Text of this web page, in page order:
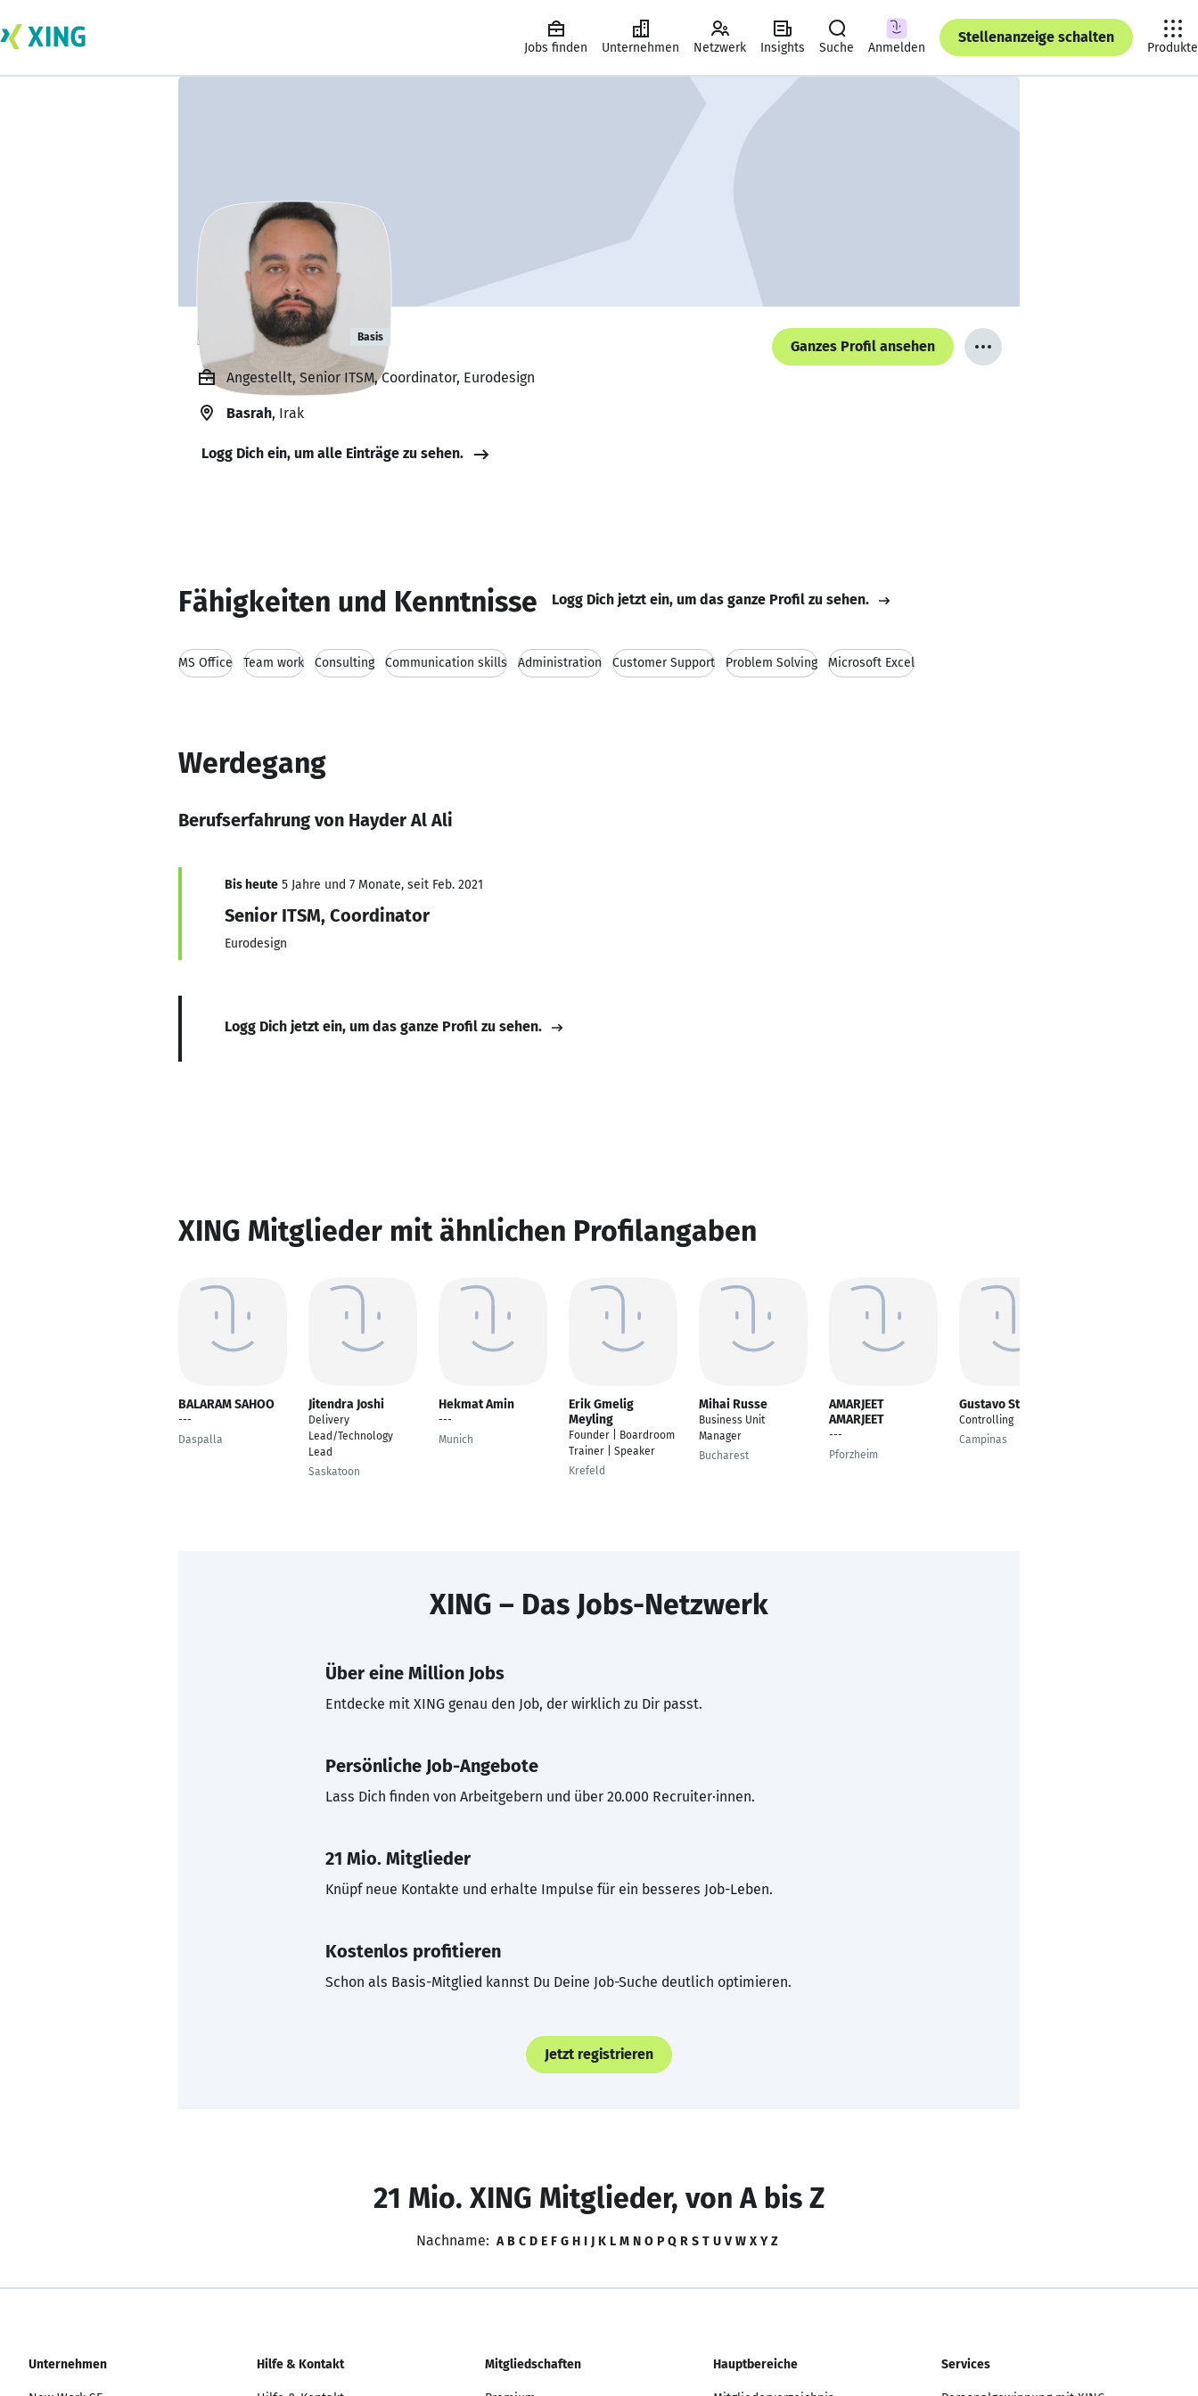
Jobs finden Unternehmen Netzwerk Insights Suche Anmelden
Stellenanzeige schalten
Produkte
Hayder Al Ali Basis
Ganzes Profil ansehen
Angestellt, Senior ITSM, Coordinator, Eurodesign
Basrah, Irak
Logg Dich ein, um alle Einträge zu sehen.
Fähigkeiten und Kenntnisse Logg Dich jetzt ein, um das ganze Profil zu sehen.
MS Office Team work Consulting Communication skills Administration Customer Support Problem Solving Microsoft Excel
Werdegang
Berufserfahrung von Hayder Al Ali
Bis heute 5 Jahre und 7 Monate, seit Feb. 2021
Senior ITSM, Coordinator
Eurodesign
Logg Dich jetzt ein, um das ganze Profil zu sehen.
XING Mitglieder mit ähnlichen Profilangaben
BALARAM SAHOO
---
Daspalla
Jitendra Joshi
Delivery
Lead/Technology
Lead
Saskatoon
Hekmat Amin
---
Munich
Erik Gmelig
Meyling
Founder | Boardroom
Trainer | Speaker
Krefeld
Mihai Russe
Business Unit
Manager
Bucharest
AMARJEET
AMARJEET
---
Pforzheim
Gustavo Stoeber
Controlling
Campinas
XING – Das Jobs-Netzwerk
Über eine Million Jobs
Entdecke mit XING genau den Job, der wirklich zu Dir passt.
Persönliche Job-Angebote
Lass Dich finden von Arbeitgebern und über 20.000 Recruiter·innen.
21 Mio. Mitglieder
Knüpf neue Kontakte und erhalte Impulse für ein besseres Job-Leben.
Kostenlos profitieren
Schon als Basis-Mitglied kannst Du Deine Job-Suche deutlich optimieren.
Jetzt registrieren
21 Mio. XING Mitglieder, von A bis Z
Nachname: A B C D E F G H I J K L M N O P Q R S T U V W X Y Z
Unternehmen Hilfe & Kontakt Mitgliedschaften Hauptbereiche Services